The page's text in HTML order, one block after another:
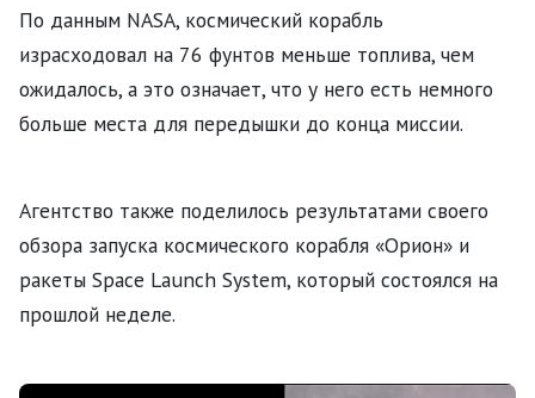
По данным NASA, космический корабль
израсходовал на 76 фунтов меньше топлива, чем
ожидалось, а это означает, что у него есть немного
больше места для передышки до конца миссии.
Агентство также поделилось результатами своего
обзора запуска космического корабля «Орион» и
ракеты Space Launch System, который состоялся на
прошлой неделе.